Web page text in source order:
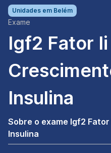
Unidades em Belém
Exame
Igf2 Fator Ii
Insulina
Sobre o exame Igf2 Fator Ii Crescimento Simile
Insulina